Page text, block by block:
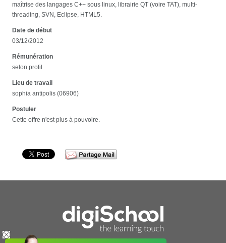
maîtrise des langages C++ sous linux, librairie QT (voire TAT), multi-
threading, SVN, Eclipse, HTML5.
Date de début
03/12/2012
Rémunération
selon profil
Lieu de travail
sophia antipolis (06906)
Postuler
Cette offre n'est plus à pouvoire.